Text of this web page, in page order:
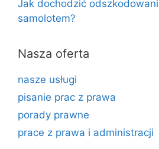
Jak dochodzić
samolotem?
Nasza oferta
nasze usługi
pisanie prac z prawa
porady prawne
prace z prawa i administracji